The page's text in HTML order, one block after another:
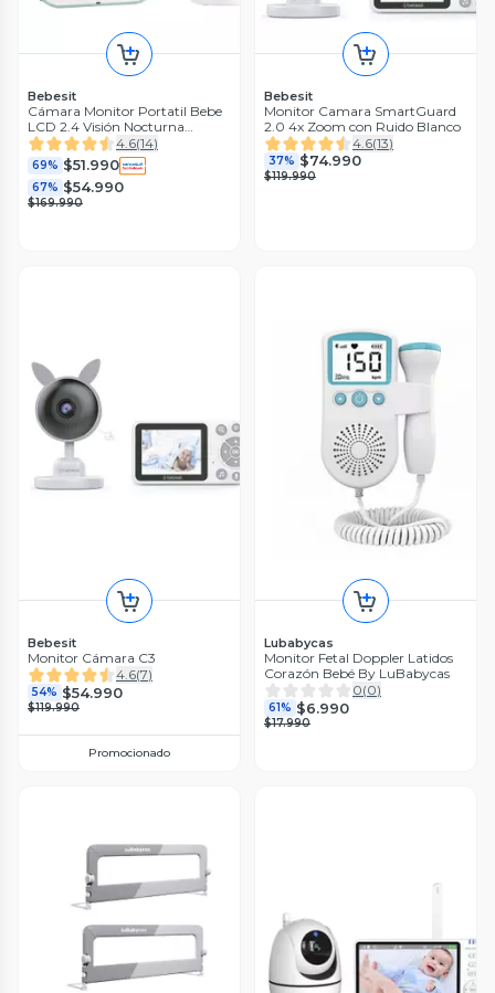
Bebesit
Cámara Monitor Portatil Bebe
LCD 2.4 Visión Nocturna
Bebesit Bebesit4.6(14)
69% $51.990
67% $54.990
$169.990
Bebesit
Monitor Camara SmartGuard
2.0 4x Zoom con Ruido Blanco
4.6(13)
37% $74.990
$119.990
Bebesit
Monitor Cámara C3
4.6(7)
54% $54.990
$119.990
Promocionado
Lubabycas
Monitor Fetal Doppler Latidos
Corazón Bebé By LuBabycas
0(0)
61% $6.990
$17.990